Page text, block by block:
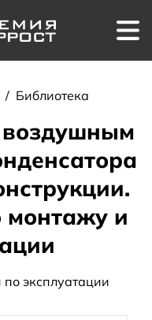
/ Библиотека
монтажу и
эксплуатации